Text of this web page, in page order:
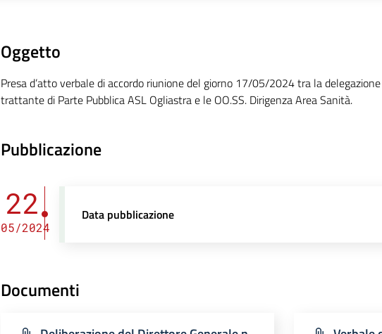
Oggetto
Presa d’atto verbale di accordo riunione del giorno 17/05/2024 tra la delegazione
trattante di Parte Pubblica ASL Ogliastra e le OO.SS. Dirigenza Area Sanità.
Pubblicazione
22
05/2024
Data pubblicazione
Documenti